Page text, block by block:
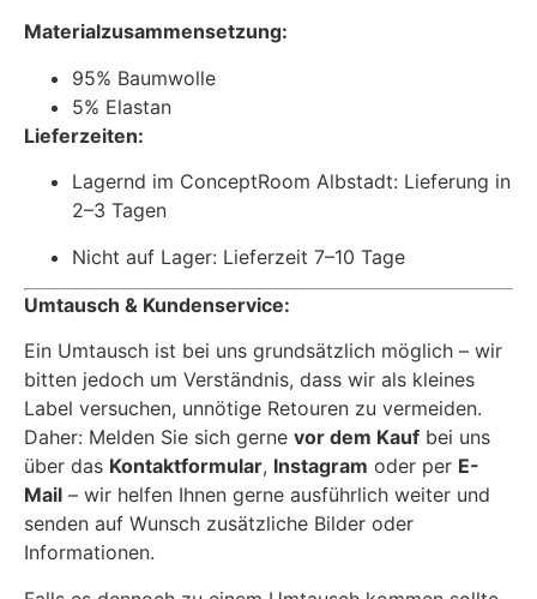
Materialzusammensetzung:
95% Baumwolle
5% Elastan
Lieferzeiten:
Lagernd im ConceptRoom Albstadt: Lieferung in
2–3 Tagen
Nicht auf Lager: Lieferzeit 7–10 Tage
Umtausch & Kundenservice:
Ein Umtausch ist bei uns grundsätzlich möglich – wir
bitten jedoch um Verständnis, dass wir als kleines
Label versuchen, unnötige Retouren zu vermeiden.
Daher: Melden Sie sich gerne vor dem Kauf bei uns
über das Kontaktformular, Instagram oder per E-
Mail – wir helfen Ihnen gerne ausführlich weiter und
senden auf Wunsch zusätzliche Bilder oder
Informationen.